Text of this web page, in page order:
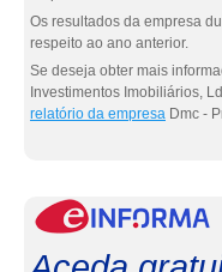
Os resultados da empresa
respeito ao ano anterior.
Se deseja obter mais
Investimentos Imobiliários,
relatório da empresa Dmc -